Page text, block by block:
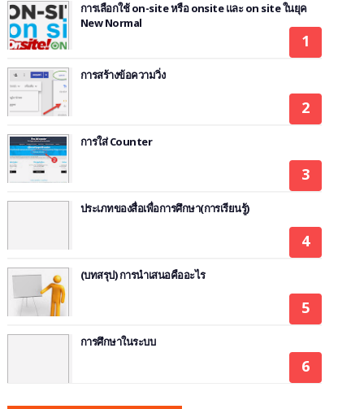
การเลือกใช้ on-site หรือ onsite และ on site ในยุค
New Normal
การสร้างข้อความวิ่ง
การใส่ Counter
ประเภทของสื่อเพื่อการศึกษา(การเรียนรู้)
(บทสรุป) การนำเสนอคืออะไร
การศึกษาในระบบ